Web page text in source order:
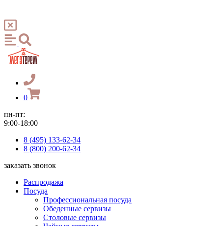
0
пн-пт:
9:00-18:00
8 (495) 133-62-34
8 (800) 200-62-34
заказать звонок
Распродажа
Посуда
Профессиональная посуда
Обеденные сервизы
Столовые сервизы